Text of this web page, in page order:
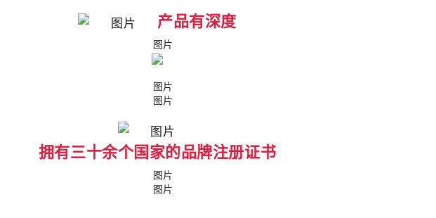
产品有深度
拥有三十余个国家的品牌注册证书